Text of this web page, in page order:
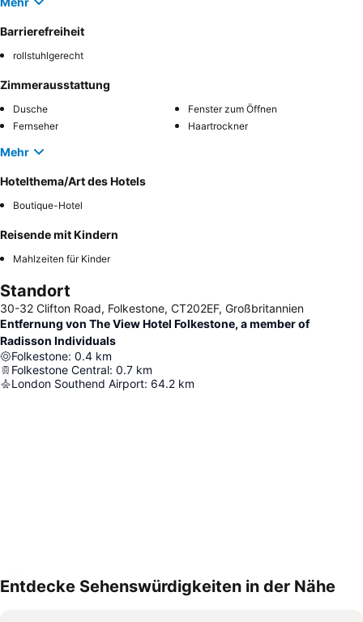
Barrierefreiheit
rollstuhlgerecht
Zimmerausstattung
Dusche
Fenster zum Öffnen
Fernseher
Haartrockner
Mehr
Hotelthema/Art des Hotels
Boutique-Hotel
Reisende mit Kindern
Mahlzeiten für Kinder
Standort
30-32 Clifton Road, Folkestone, CT202EF, Großbritannien
Entfernung von The View Hotel Folkestone, a member of
Radisson Individuals
Folkestone: 0.4 km
Folkestone Central: 0.7 km
London Southend Airport: 64.2 km
Entdecke Sehenswürdigkeiten in der Nähe